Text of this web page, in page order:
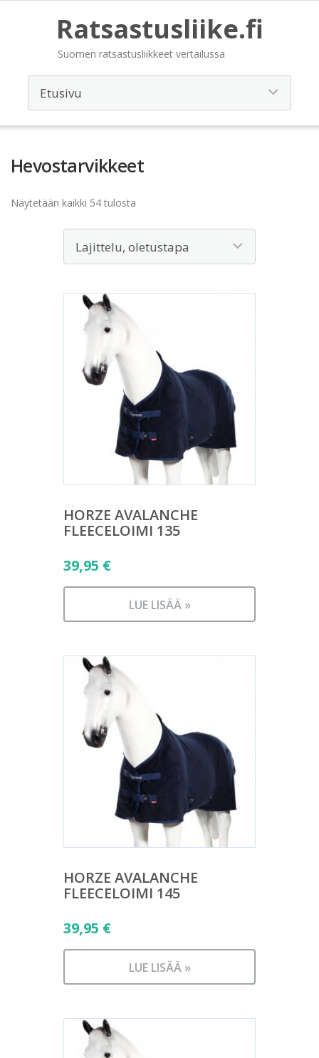
Ratsastusliike.fi
Suomen ratsastusliikkeet vertailussa
Hevostarvikkeet
Näytetään kaikki 54 tulosta
HORZE AVALANCHE
FLEECELOIMI 135
39,95 €
LUE LISÄÄ »
HORZE AVALANCHE
FLEECELOIMI 145
39,95 €
LUE LISÄÄ »